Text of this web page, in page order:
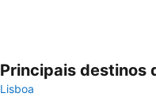
Principais destinos
Lisboa